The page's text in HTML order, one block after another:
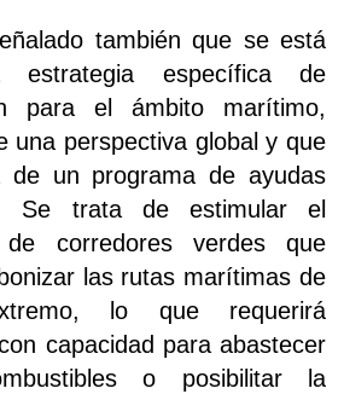
también que se está
estrategia específica de
para el ámbito marítimo,
una perspectiva global y que
de un programa de ayudas
Se trata de estimular el
de corredores verdes que
las rutas marítimas de
lo que requerirá
capacidad para abastecer
o posibilitar la